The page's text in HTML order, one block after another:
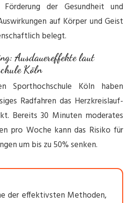
der Gesundheit und
auf Körper und Geist
belegt.
Ausdauereffekte laut
Köln
Sporthochschule Köln haben
Radfahren das Herzkreislauf-
Bereits 30 Minuten moderates
pro Woche kann das Risiko für
um bis zu 50% senken.
der effektivsten Methoden,